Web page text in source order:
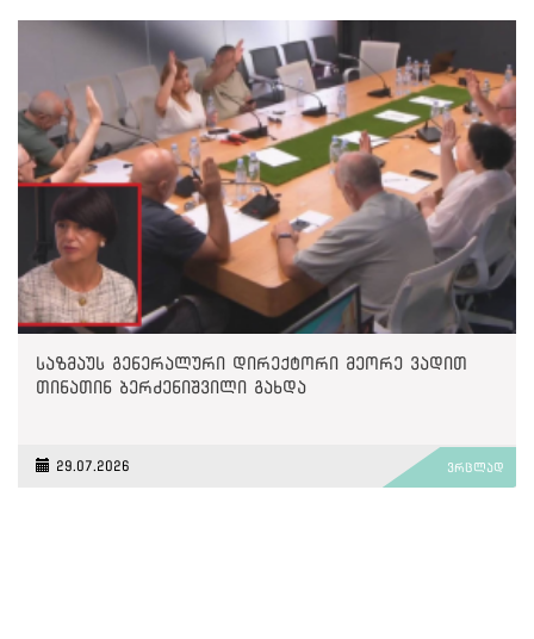
საზმაუს გენერალური დირექტორი მეორე ვადით
თინათინ ბერძენიშვილი გახდა
29.07.2026 ვრცლად